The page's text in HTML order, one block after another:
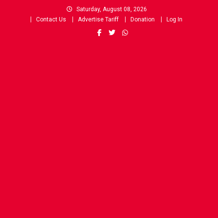
Saturday, August 08, 2026
Contact Us
Advertise Tariff Donation Log In